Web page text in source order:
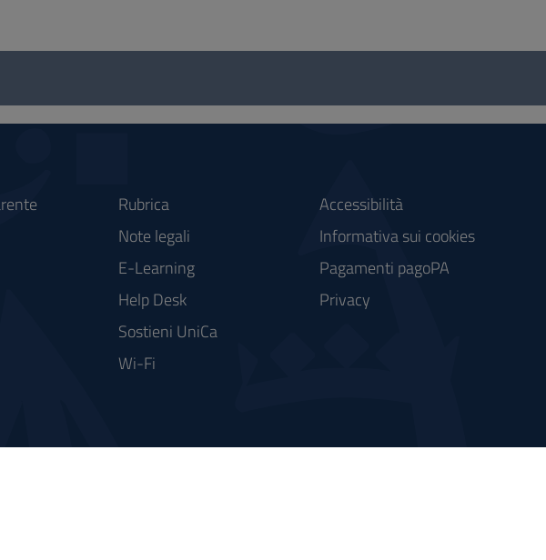
Rubrica
Note legali
E-Learning
Help Desk
Sostieni UniCa
Wi-Fi
Accessibilità
Informativa sui cookies
Pagamenti pagoPA
Privacy